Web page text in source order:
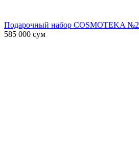
Подарочный набор COSMOTEKA №2
585 000 сум